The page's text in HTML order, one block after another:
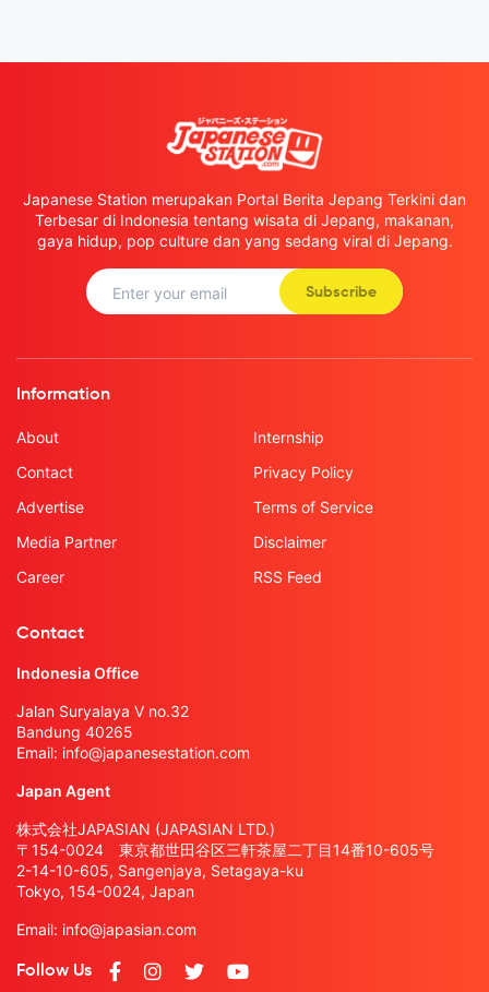
Japanese Station merupakan Portal Berita Jepang Terkini dan
Terbesar di Indonesia tentang wisata di Jepang, makanan,
gaya hidup, pop culture dan yang sedang viral di Jepang.
Subscribe
Information
About
Contact
Advertise
Media Partner
Career
Internship
Privacy Policy
Terms of Service
Disclaimer
RSS Feed
Contact
Indonesia Office
Jalan Suryalaya V no.32
Bandung 40265
Email: info@japanesestation.com
Japan Agent
株式会社JAPASIAN (JAPASIAN LTD.)
〒154-0024 東京都世田谷区三軒茶屋二丁目14番10-605号
2-14-10-605, Sangenjaya, Setagaya-ku
Tokyo, 154-0024, Japan
Email: info@japasian.com
Follow Us